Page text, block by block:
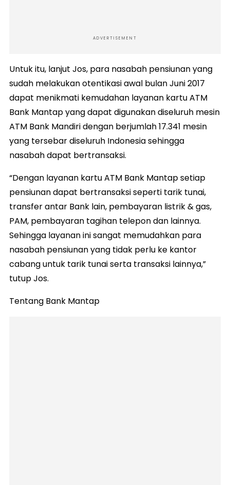
ADVERTISEMENT
Untuk itu, lanjut Jos, para nasabah pensiunan yang
sudah melakukan otentikasi awal bulan Juni 2017
dapat menikmati kemudahan layanan kartu ATM
Bank Mantap yang dapat digunakan diseluruh mesin
ATM Bank Mandiri dengan berjumlah 17.341 mesin
yang tersebar diseluruh Indonesia sehingga
nasabah dapat bertransaksi.
“Dengan layanan kartu ATM Bank Mantap setiap
pensiunan dapat bertransaksi seperti tarik tunai,
transfer antar Bank lain, pembayaran listrik & gas,
PAM, pembayaran tagihan telepon dan lainnya.
Sehingga layanan ini sangat memudahkan para
nasabah pensiunan yang tidak perlu ke kantor
cabang untuk tarik tunai serta transaksi lainnya,”
tutup Jos.
Tentang Bank Mantap